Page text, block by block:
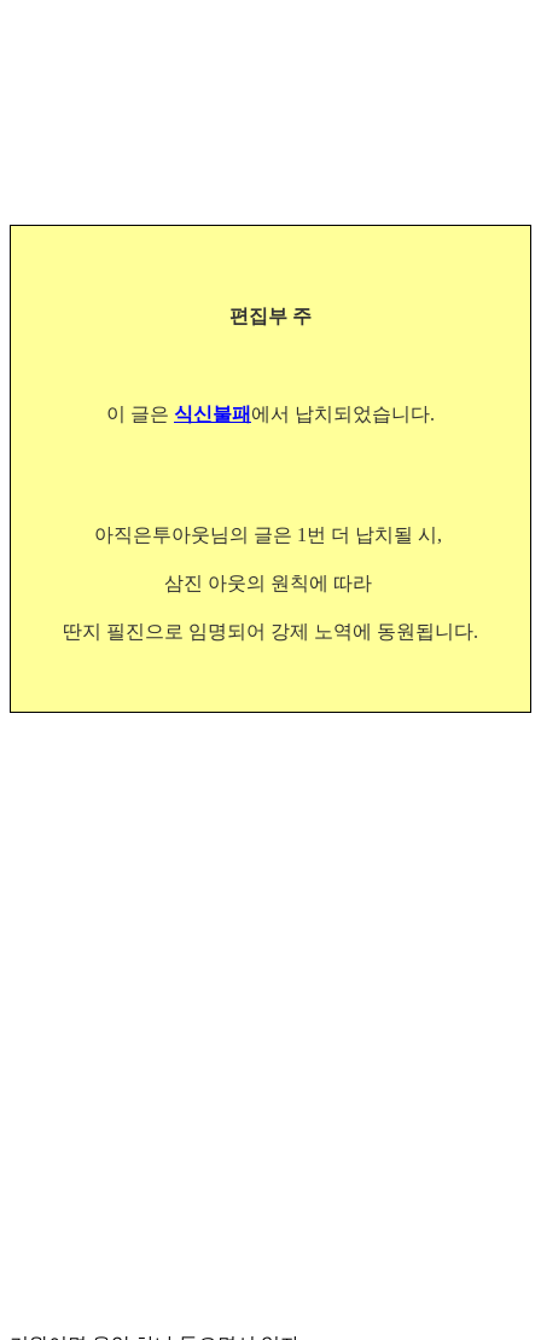
편집부 주
이 글은 식신불패 에서 납치되었습니다.
아직은투아웃님의 글은 1 번 더 납치될 시,
삼진 아웃의 원칙에 따라
딴지 필진으로 임명되어 강제 노역에 동원됩니다.